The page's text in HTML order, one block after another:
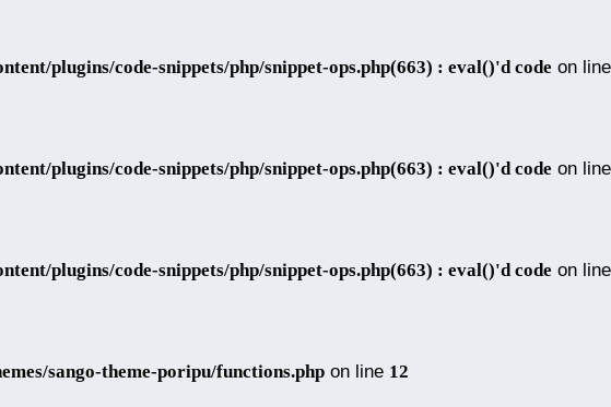
plugins/code-snippets/php/snippet-ops.php(663) : eval()'d code on line
plugins/code-snippets/php/snippet-ops.php(663) : eval()'d code on line
plugins/code-snippets/php/snippet-ops.php(663) : eval()'d code on line
sango-theme-poripu/functions.php on line 12